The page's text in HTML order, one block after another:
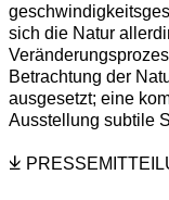
sich die Natur
Betrachtung der
ausgesetzt; eine
Ausstellung subtile